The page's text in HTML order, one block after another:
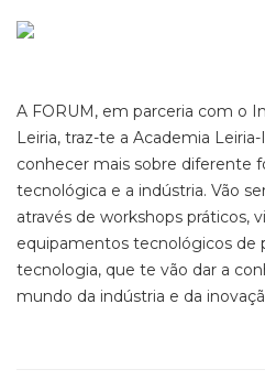
A FORUM, em parceria com o
Leiria, traz-te a Academia
conhecer mais sobre diferente
tecnológica e a indústria. Vão
através de workshops práticos,
equipamentos tecnológicos de
tecnologia, que te vão dar a
mundo da indústria e da